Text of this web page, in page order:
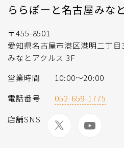
ららぽーと名古屋みな
〒455-8501
愛知県名古屋市港区港明二丁
みなとアクルス 3F
営業時間
10:00～20:00
電話番号
052-659-1775
店舗SNS